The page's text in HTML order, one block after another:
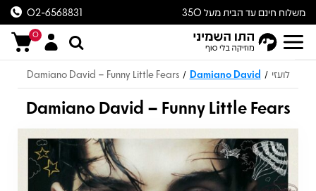
משלוח חינם עד הבית מעל 350
ש״ח
02-6568831
0
לועזי /
Damiano David
/
Damiano David – Funny Little Fears
Damiano David – Funny Little Fears